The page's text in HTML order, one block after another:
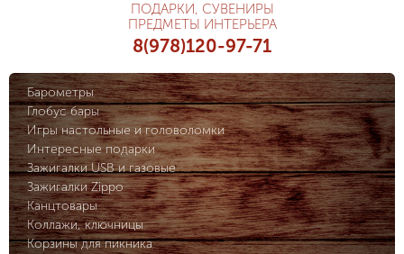
ПОДАРКИ, СУВЕНИРЫ
ПРЕДМЕТЫ ИНТЕРЬЕРА
8(978)120-97-71
Барометры
Глобус бары
Игры настольные и головоломки
Интересные подарки
Зажигалки USB и газовые
Зажигалки Zippo
Канцтовары
Коллажи, ключницы
Корзины для пикника